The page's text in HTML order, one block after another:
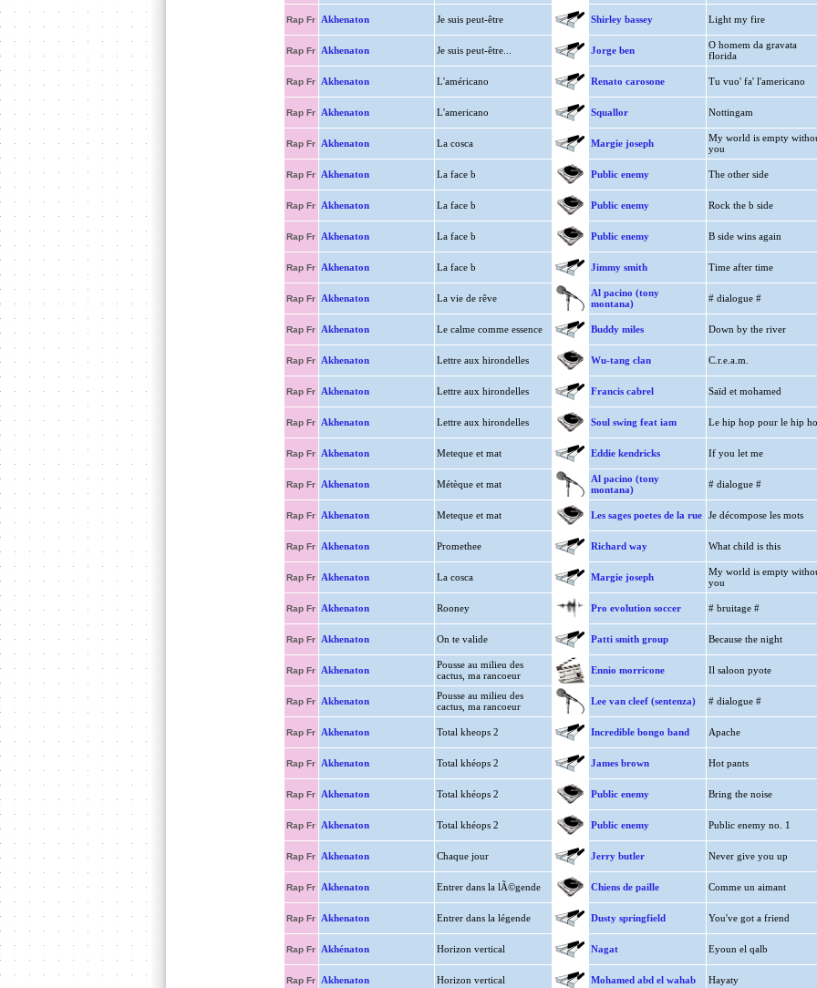
Rap Fr Akhenaton Je suis peut-être Shirley bassey Light my fire
Rap Fr Akhenaton Je suis peut-être... Jorge ben
O homem da gravata
florida
Rap Fr Akhenaton L'américano Renato carosone Tu vuo' fa' l'americano
Rap Fr Akhenaton L'americano Squallor Nottingam
Rap Fr Akhenaton La cosca Margie joseph
My world is empty
you
Rap Fr Akhenaton La face b Public enemy The other side
Rap Fr Akhenaton La face b Public enemy Rock the b side
Rap Fr Akhenaton La face b Public enemy B side wins again
Rap Fr Akhenaton La face b Jimmy smith Time after time
Rap Fr Akhenaton La vie de rêve
Al pacino (tony
montana)
# dialogue #
Rap Fr Akhenaton Le calme comme essence Buddy miles Down by the river
Rap Fr Akhenaton Lettre aux hirondelles Wu-tang clan C.r.e.a.m.
Rap Fr Akhenaton Lettre aux hirondelles Francis cabrel Saïd et mohamed
Rap Fr Akhenaton Lettre aux hirondelles Soul swing feat iam Le hip hop pour le hip
Rap Fr Akhenaton Meteque et mat Eddie kendricks If you let me
Rap Fr Akhenaton Métèque et mat
Al pacino (tony
montana)
# dialogue #
Rap Fr Akhenaton Meteque et mat Les sages poetes de la rue Je décompose les mots
Rap Fr Akhenaton Promethee Richard way What child is this
Rap Fr Akhenaton La cosca Margie joseph
My world is empty
you
Rap Fr Akhenaton Rooney Pro evolution soccer # bruitage #
Rap Fr Akhenaton On te valide Patti smith group Because the night
Rap Fr Akhenaton
Pousse au milieu des
cactus, ma rancoeur
Ennio morricone Il saloon pyote
Rap Fr Akhenaton
Pousse au milieu des
cactus, ma rancoeur
Lee van cleef (sentenza) # dialogue #
Rap Fr Akhenaton Total kheops 2 Incredible bongo band Apache
Rap Fr Akhenaton Total khéops 2 James brown Hot pants
Rap Fr Akhenaton Total khéops 2 Public enemy Bring the noise
Rap Fr Akhenaton Total khéops 2 Public enemy Public enemy no. 1
Rap Fr Akhenaton Chaque jour Jerry butler Never give you up
Rap Fr Akhenaton Entrer dans la lÃ©gende Chiens de paille Comme un aimant
Rap Fr Akhenaton Entrer dans la légende Dusty springfield You've got a friend
Rap Fr Akhénaton Horizon vertical Nagat Eyoun el qalb
Rap Fr Akhenaton Horizon vertical Mohamed abd el wahab Hayaty